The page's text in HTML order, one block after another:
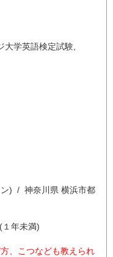
大学英語検定試験,
ン) / 神奈川県 横浜市都
年未満)
、こつなども教えられ